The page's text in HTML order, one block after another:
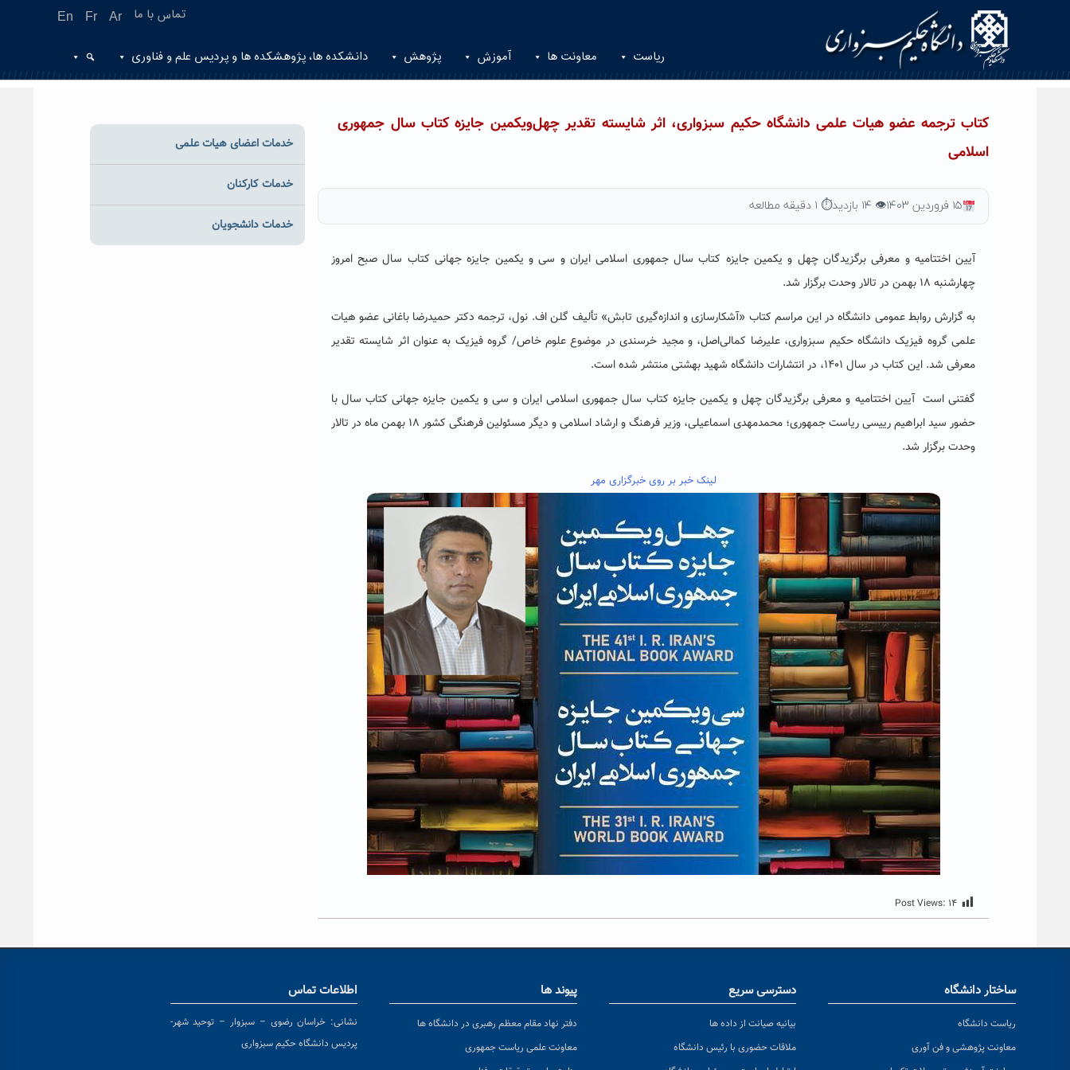
En Fr Ar تماس با ما
ریاست معاونت ها آموزش پژوهش دانشکده ها، پژوهشکده ها و پردیس علم و فناوری
کتاب ترجمه عضو هیات علمی دانشگاه حکیم سبزواری، اثر شایسته تقدیر چهل‌ویکمین جایزه کتاب سال جمهوری
اسلامی
۱۵ فروردین ۱۴۰۳ 👁 ۱۴ بازدید ⏱ ۱ دقیقه مطالعه
آیین اختتامیه و معرفی برگزیدگان چهل و یکمین جایزه کتاب سال جمهوری اسلامی ایران و سی و یکمین جایزه جهانی کتاب سال صبح امروز
چهارشنبه ۱۸ بهمن در تالار وحدت برگزار شد.
به گزارش روابط عمومی دانشگاه در این مراسم کتاب «آشکارسازی و اندازه‌گیری تابش» تألیف گلن اف. نول، ترجمه دکتر حمیدرضا باغانی عضو هیات
علمی گروه فیزیک دانشگاه حکیم سبزواری، علیرضا کمالی‌اصل، و مجید خرسندی در موضوع علوم خاص/ گروه فیزیک به عنوان اثر شایسته تقدیر
معرفی شد. این کتاب در سال ۱۴۰۱، در انتشارات دانشگاه شهید بهشتی منتشر شده است.
گفتنی است آیین اختتامیه و معرفی برگزیدگان چهل و یکمین جایزه کتاب سال جمهوری اسلامی ایران و سی و یکمین جایزه جهانی کتاب سال با
حضور سید ابراهیم رییسی ریاست جمهوری؛ محمدمهدی اسماعیلی، وزیر فرهنگ و ارشاد اسلامی و دیگر مسئولین فرهنگی کشور ۱۸ بهمن ماه در تالار
وحدت برگزار شد.
لینک خبر بر روی خبرگزاری مهر
Post Views: ۱۴
خدمات اعضای هیات علمی
خدمات کارکنان
خدمات دانشجویان
ساختار دانشگاه
ریاست دانشگاه
معاونت پژوهشی و فن آوری
دسترسی سریع
بیانیه صیانت از داده ها
ملاقات حضوری با رئیس دانشگاه
پیوند ها
دفتر نهاد مقام معظم رهبری در دانشگاه ها
معاونت علمی ریاست جمهوری
اطلاعات تماس
نشانی: خراسان رضوی – سبزوار – توحید شهر-
پردیس دانشگاه حکیم سبزواری